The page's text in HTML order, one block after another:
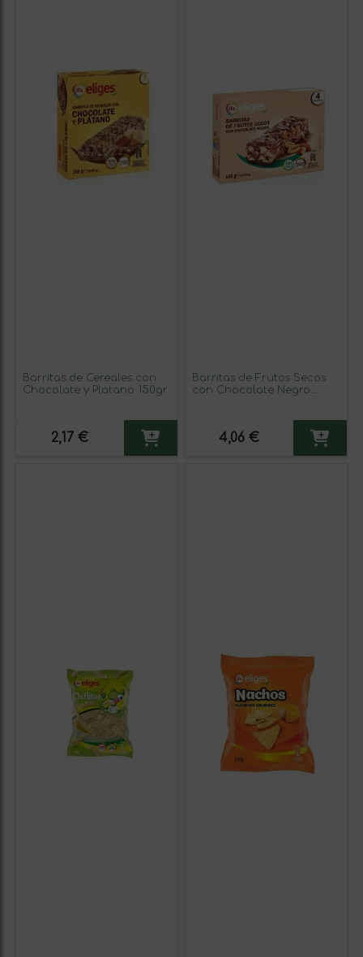
Barritas de Cereales con
Chocolate y Platano 150gr
2,17 €
Barritas de Frutos Secos
con Chocolate Negro
4,06 €